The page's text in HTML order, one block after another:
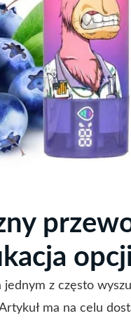
z często
ma na celu